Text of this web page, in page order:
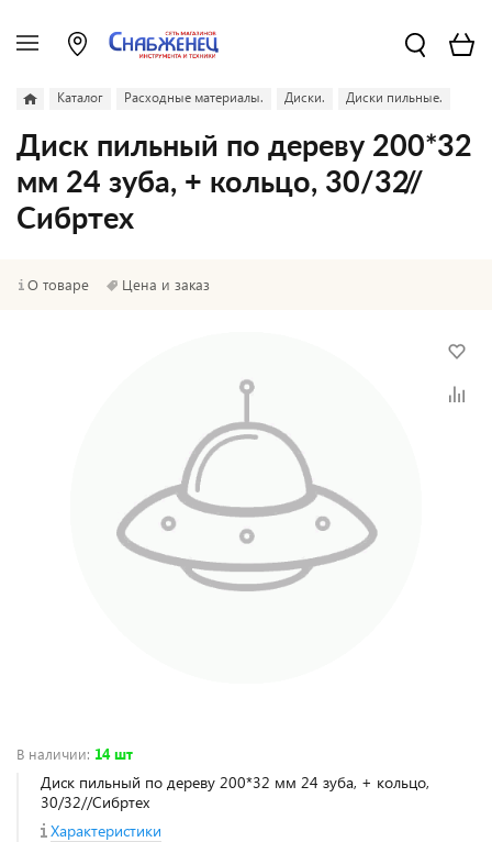
Каталог Расходные материалы. Диски. Диски пильные.
Диск пильный по дереву 200*32
мм 24 зуба, + кольцо, 30/32//
Сибртех
О товаре Цена и заказ
В наличии: 14 шт
Диск пильный по дереву 200*32 мм 24 зуба, + кольцо,
30/32//Сибртех
Характеристики